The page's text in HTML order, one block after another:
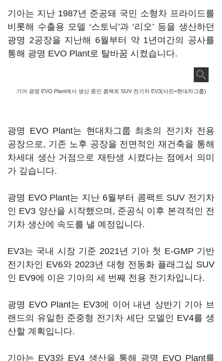
기아는 지난 1987년 준공돼 국민 소형차 프라이드를
비롯해 수출용 모델 ‘스토닉’과 ‘리오’ 등을 생산하던
광명 2공장을 지난해 6월부터 약 1년여간의 공사를
통해 광명 EVO Plant로 탈바꿈 시켰습니다.
기아 광명 EVO Plant에서 생산 중인 콤팩트 SUV 전기차 EV3(사진=현대차그룹)
광명 EVO Plant는 현대차그룹 최초의 전기차 전용
공장으로, 기존 노후 공장을 전면적인 재건축을 통해
차세대 생산 거점으로 재탄생 시켰다는 점에서 의미
가 깊습니다.
광명 EVO Plant는 지난 6월부터 콤팩트 SUV 전기차
인 EV3 양산을 시작했으며, 준공식 이후 본격적인 전
기차 생산에 속도를 낼 예정입니다.
EV3는 국내 시장 기준 2021년 기아 첫 E-GMP 기반
전기차인 EV6와 2023년 대형 전동화 플래그십 SUV
인 EV9에 이은 기아의 세 번째 전용 전기차입니다.
광명 EVO Plant는 EV3에 이어 내년 상반기 기아 브
랜드의 유일한 준중형 전기차 세단 모델인 EV4를 생
산할 계획입니다.
기아는 EV3와 EV4 생산을 통해 광명 EVO Plant를